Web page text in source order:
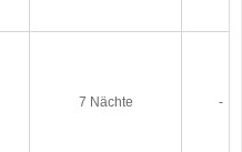
7 Nächte -